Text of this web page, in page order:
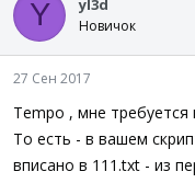
Y Новичок
27 Сен 2017
Tempo , мне требуется
То есть - в вашем
вписано в 111.txt - из